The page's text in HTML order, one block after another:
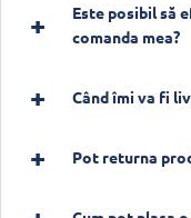
Este posibil să
comanda mea?
Când îmi va fi
Pot returna